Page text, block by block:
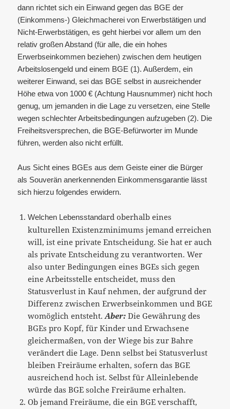
dann richtet sich ein Einwand gegen das BGE der
(Einkommens-) Gleichmacherei von Erwerbstätigen und
Nicht-Erwerbstätigen, es geht hierbei vor allem um den
relativ großen Abstand (für alle, die ein hohes
Erwerbseinkommen beziehen) zwischen dem heutigen
Arbeitslosengeld und einem BGE (1). Außerdem, ein
weiterer Einwand, sei das BGE selbst in ausreichender
Höhe etwa von 1000 € (Achtung Hausnummer) nicht hoch
genug, um jemanden in die Lage zu versetzen, eine Stelle
wegen schlechter Arbeitsbedingungen aufzugeben (2). Die
Freiheitsversprechen, die BGE-Befürworter im Munde
führen, werden also nicht erfüllt.
Aus Sicht eines BGEs aus dem Geiste einer die Bürger
als Souverän anerkennenden Einkommensgarantie lässt
sich hierzu folgendes erwidern.
Welchen Lebensstandard oberhalb eines
kulturellen Existenzminimums jemand erreichen
will, ist eine private Entscheidung. Sie hat er auch
als private Entscheidung zu verantworten. Wer
also unter Bedingungen eines BGEs sich gegen
eine Arbeitsstelle entscheidet, muss den
Statusverlust in Kauf nehmen, der aufgrund der
Differenz zwischen Erwerbseinkommen und BGE
womöglich entsteht.Aber: Die Gewährung des
BGEs pro Kopf, für Kinder und Erwachsene
gleichermaßen, von der Wiege bis zur Bahre
verändert die Lage. Denn selbst bei Statusverlust
bleiben Freiräume erhalten, sofern das BGE
ausreichend hoch ist. Selbst für Alleinlebende
würde das BGE solche Freiräume erhalten.
Ob jemand Freiräume, die ein BGE verschafft,